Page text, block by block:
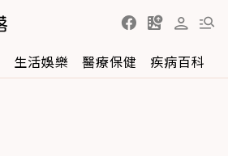
生活娛樂 醫療保健 疾病百科